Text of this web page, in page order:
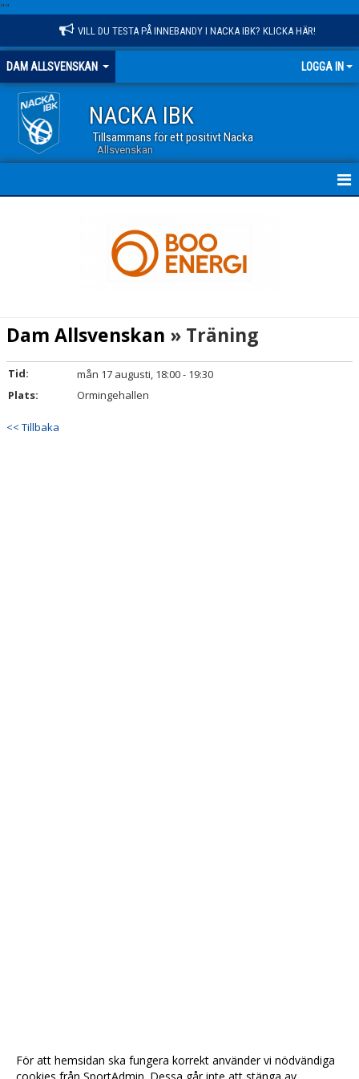
""
VILL DU TESTA PÅ INNEBANDY I NACKA IBK? KLICKA HÄR!
DAM ALLSVENSKAN LOGGA IN
NACKA IBK
Tillsammans för ett positivt Nacka
Allsvenskan
Dam Allsvenskan » Träning
Tid:
mån 17 augusti, 18:00 - 19:30
Plats:
Ormingehallen
<< Tillbaka
För att hemsidan ska fungera korrekt använder vi nödvändiga